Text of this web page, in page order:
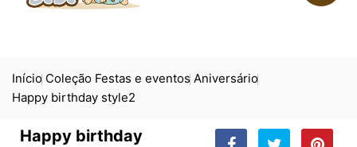
Início Coleção Festas e eventos Aniversário
Happy birthday style2
Happy birthday